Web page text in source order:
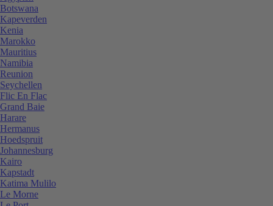
Botswana
Kapeverden
Kenia
Marokko
Mauritius
Namibia
Reunion
Seychellen
Flic En Flac
Grand Baie
Harare
Hermanus
Hoedspruit
Johannesburg
Kairo
Kapstadt
Katima Mulilo
Le Morne